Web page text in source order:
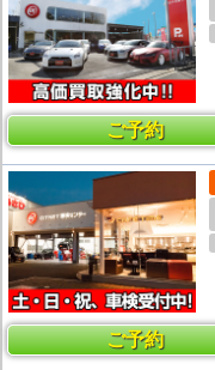
ご予約
ご予約